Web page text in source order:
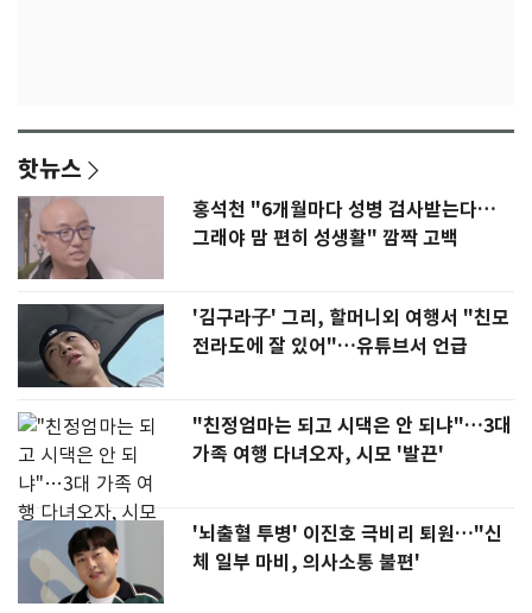
핫뉴스
홍석천 "6개월마다 성병 검사받는다…
그래야 맘 편히 성생활" 깜짝 고백
'김구라子' 그리, 할머니외 여행서 "친모
전라도에 잘 있어"…유튜브서 언급
"친정엄마는 되고 시댁은 안 되냐"…3대
가족 여행 다녀오자, 시모 '발끈'
'뇌출혈 투병' 이진호 극비리 퇴원…"신
체 일부 마비, 의사소통 불편'